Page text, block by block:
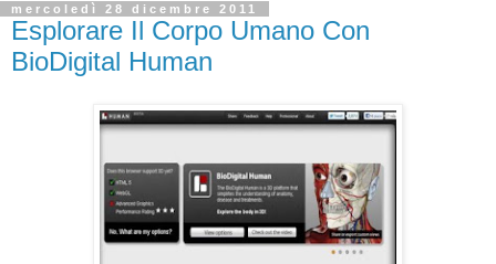
mercoledì 28 dicembre 2011
Esplorare Il Corpo Umano Con
BioDigital Human